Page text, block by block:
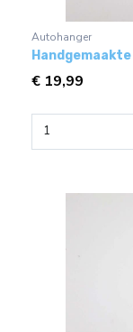
Autohanger
€ 19,99